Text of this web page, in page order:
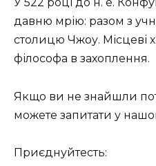
У 522 році до н. е.
давню мрію: разом з
столицю Чжоу. Місцеві
філософа в захоплення.
Якщо ви не знайшли
можете запитати у
Приєднуйтесть: